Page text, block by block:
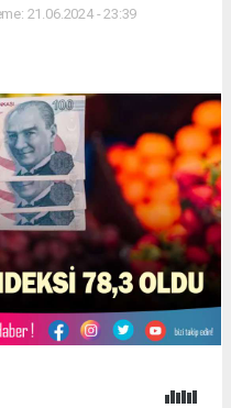
21.06.2024 - 23:39